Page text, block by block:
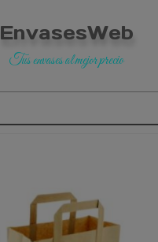
EnvasesWeb
Tus envases al mejor precio